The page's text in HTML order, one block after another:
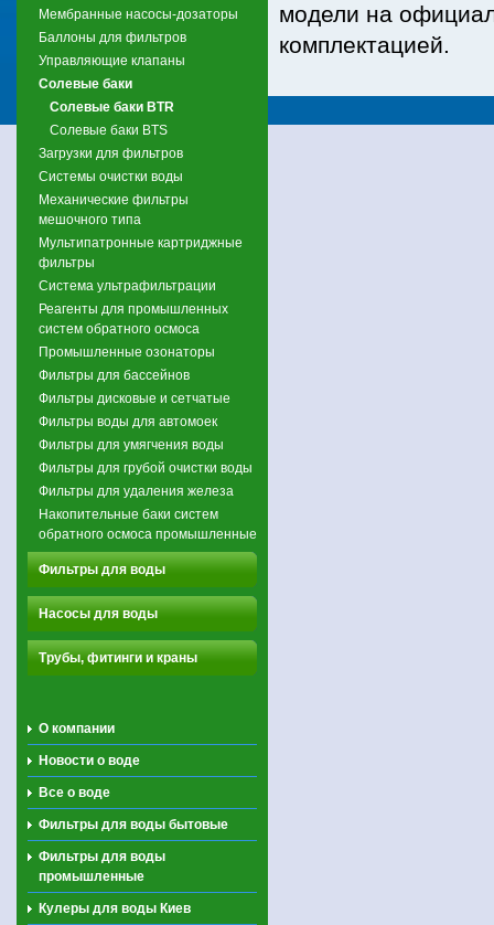
Мембранные насосы-дозаторы
Баллоны для фильтров
Управляющие клапаны
Солевые баки
Солевые баки BTR
Солевые баки BTS
Загрузки для фильтров
Системы очистки воды
Механические фильтры
мешочного типа
Мультипатронные картриджные
фильтры
Система ультрафильтрации
Реагенты для промышленных
систем обратного осмоса
Промышленные озонаторы
Фильтры для бассейнов
Фильтры дисковые и сетчатые
Фильтры воды для автомоек
Фильтры для умягчения воды
Фильтры для грубой очистки воды
Фильтры для удаления железа
Накопительные баки систем
обратного осмоса промышленные
Фильтры для воды
Насосы для воды
Трубы, фитинги и краны
О компании
Новости о воде
Все о воде
Фильтры для воды бытовые
Фильтры для воды
промышленные
Кулеры для воды Киев
модели на
комплектацией.